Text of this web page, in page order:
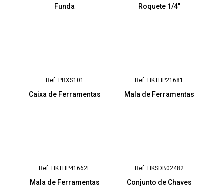
Funda
Roquete 1/4”
Ref: PBXS101
Caixa de Ferramentas
Ref: HKTHP21681
Mala de Ferramentas
Ref: HKTHP41662E
Mala de Ferramentas
Ref: HKSDB02482
Conjunto de Chaves